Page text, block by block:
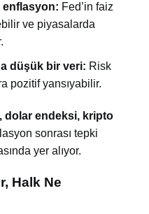
enflasyon: Fed’in faiz
ve piyasalarda
düşük bir veri: Risk
pozitif yansıyabilir.
dolar endeksi, kripto
sonrası tepki
yer alıyor.
Halk Ne